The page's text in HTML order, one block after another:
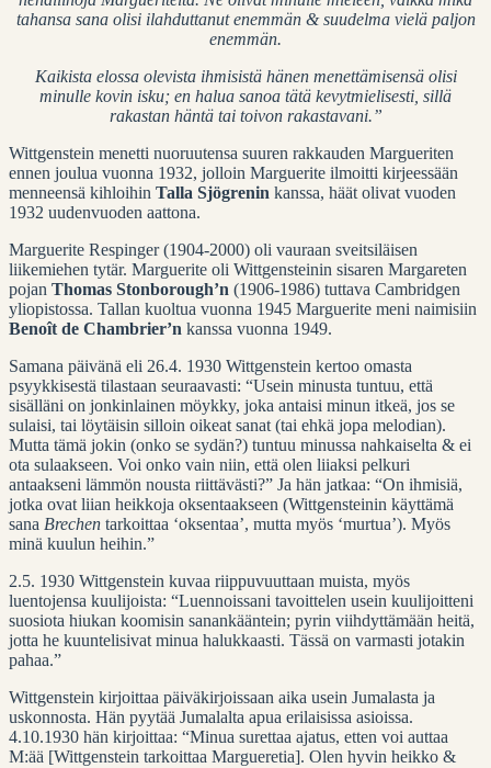
tahansa sana olisi ilahduttanut enemmän & suudelma vielä paljon
enemmän.
Kaikista elossa olevista ihmisistä hänen menettämisensä olisi
minulle kovin isku; en halua sanoa tätä kevytmielisesti, sillä
rakastan häntä tai toivon rakastavani.”
Wittgenstein menetti nuoruutensa suuren rakkauden Margueriten
ennen joulua vuonna 1932, jolloin Marguerite ilmoitti kirjeessään
menneensä kihloihin Talla Sjögrenin kanssa, häät olivat vuoden
1932 uudenvuoden aattona.
Marguerite Respinger (1904-2000) oli vauraan sveitsiläisen
liikemiehen tytär. Marguerite oli Wittgensteinin sisaren Margareten
pojan Thomas Stonborough’n (1906-1986) tuttava Cambridgen
yliopistossa. Tallan kuoltua vuonna 1945 Marguerite meni naimisiin
Benoît de Chambrier’n kanssa vuonna 1949.
Samana päivänä eli 26.4. 1930 Wittgenstein kertoo omasta
psyykkisestä tilastaan seuraavasti: “Usein minusta tuntuu, että
sisälläni on jonkinlainen möykky, joka antaisi minun itkeä, jos se
sulaisi, tai löytäisin silloin oikeat sanat (tai ehkä jopa melodian).
Mutta tämä jokin (onko se sydän?) tuntuu minussa nahkaiselta & ei
ota sulaakseen. Voi onko vain niin, että olen liiaksi pelkuri
antaakseni lämmön nousta riittävästi?” Ja hän jatkaa: “On ihmisiä,
jotka ovat liian heikkoja oksentaakseen (Wittgensteinin käyttämä
sana Brechen tarkoittaa ‘oksentaa’, mutta myös ‘murtua’). Myös
minä kuulun heihin.”
2.5. 1930 Wittgenstein kuvaa riippuvuuttaan muista, myös
luentojensa kuulijoista: “Luennoissani tavoittelen usein kuulijoitteni
suosiota hiukan koomisin sanankääntein; pyrin viihdyttämään heitä,
jotta he kuuntelisivat minua halukkaasti. Tässä on varmasti jotakin
pahaa.”
Wittgenstein kirjoittaa päiväkirjoissaan aika usein Jumalasta ja
uskonnosta. Hän pyytää Jumalalta apua erilaisissa asioissa.
4.10.1930 hän kirjoittaa: “Minua surettaa ajatus, etten voi auttaa
M:ää [Wittgenstein tarkoittaa Margueretia]. Olen hyvin heikko &